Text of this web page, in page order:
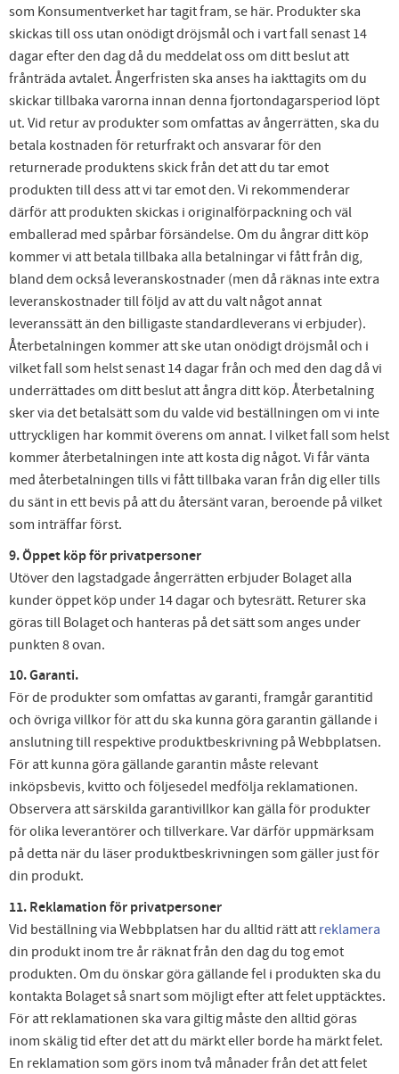
som Konsumentverket har tagit fram, se här. Produkter ska
skickas till oss utan onödigt dröjsmål och i vart fall senast 14
dagar efter den dag då du meddelat oss om ditt beslut att
frånträda avtalet. Ångerfristen ska anses ha iakttagits om du
skickar tillbaka varorna innan denna fjortondagarsperiod löpt
ut. Vid retur av produkter som omfattas av ångerrätten, ska du
betala kostnaden för returfrakt och ansvarar för den
returnerade produktens skick från det att du tar emot
produkten till dess att vi tar emot den. Vi rekommenderar
därför att produkten skickas i originalförpackning och väl
emballerad med spårbar försändelse. Om du ångrar ditt köp
kommer vi att betala tillbaka alla betalningar vi fått från dig,
bland dem också leveranskostnader (men då räknas inte extra
leveranskostnader till följd av att du valt något annat
leveranssätt än den billigaste standardleverans vi erbjuder).
Återbetalningen kommer att ske utan onödigt dröjsmål och i
vilket fall som helst senast 14 dagar från och med den dag då vi
underrättades om ditt beslut att ångra ditt köp. Återbetalning
sker via det betalsätt som du valde vid beställningen om vi inte
uttryckligen har kommit överens om annat. I vilket fall som helst
kommer återbetalningen inte att kosta dig något. Vi får vänta
med återbetalningen tills vi fått tillbaka varan från dig eller tills
du sänt in ett bevis på att du återsänt varan, beroende på vilket
som inträffar först.
9. Öppet köp för privatpersoner
Utöver den lagstadgade ångerrätten erbjuder Bolaget alla
kunder öppet köp under 14 dagar och bytesrätt. Returer ska
göras till Bolaget och hanteras på det sätt som anges under
punkten 8 ovan.
10. Garanti.
För de produkter som omfattas av garanti, framgår garantitid
och övriga villkor för att du ska kunna göra garantin gällande i
anslutning till respektive produktbeskrivning på Webbplatsen.
För att kunna göra gällande garantin måste relevant
inköpsbevis, kvitto och följesedel medfölja reklamationen.
Observera att särskilda garantivillkor kan gälla för produkter
för olika leverantörer och tillverkare. Var därför uppmärksam
på detta när du läser produktbeskrivningen som gäller just för
din produkt.
11. Reklamation för privatpersoner
Vid beställning via Webbplatsen har du alltid rätt att reklamera
din produkt inom tre år räknat från den dag du tog emot
produkten. Om du önskar göra gällande fel i produkten ska du
kontakta Bolaget så snart som möjligt efter att felet upptäcktes.
För att reklamationen ska vara giltig måste den alltid göras
inom skälig tid efter det att du märkt eller borde ha märkt felet.
En reklamation som görs inom två månader från det att felet